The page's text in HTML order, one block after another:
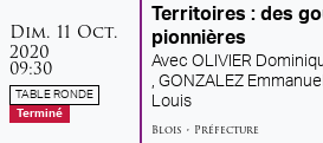
dimanche
Dim. 11 octobre
Oct.
2020
09:30
TABLE RONDE
Terminé
Territoires : des
pionnières
Avec OLIVIER
GONZALEZ
Louis
Blois • Préfecture